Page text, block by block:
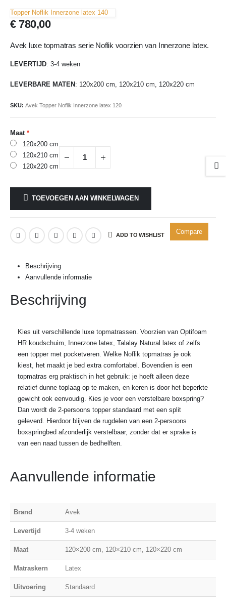
Topper Noflik Innerzone latex 140
€780,00
Avek luxe topmatras serie Noflik voorzien van Innerzone latex.
LEVERTIJD: 3-4 weken
LEVERBARE MATEN : 120x200 cm, 120x210 cm, 120x220 cm
SKU: Avek Topper Noflik Innerzone latex 120
Maat
120x200 cm
120x210 cm
120x220 cm
TOEVOEGEN AAN WINKELWAGEN
ADD TO WISHLIST Compare
Beschrijving
Aanvullende informatie
Beschrijving
Kies uit verschillende luxe topmatrassen. Voorzien van Optifoam
HR koudschuim, Innerzone latex, Talalay Natural latex of zelfs
een topper met pocketveren. Welke Noflik topmatras je ook
kiest, het maakt je bed extra comfortabel. Bovendien is een
topmatras erg praktisch in het gebruik: je hoeft alleen deze
relatief dunne toplaag op te maken, en keren is door het beperkte
gewicht ook eenvoudig. Kies je voor een verstelbare boxspring?
Dan wordt de 2-persoons topper standaard met een split
geleverd. Hierdoor blijven de rugdelen van een 2-persoons
boxspringbed afzonderlijk verstelbaar, zonder dat er sprake is
van een naad tussen de bedhelften.
Aanvullende informatie
Brand Avek
Levertijd 3-4 weken
Maat 120×200 cm, 120×210 cm, 120×220 cm
Matraskern Latex
Uitvoering Standaard